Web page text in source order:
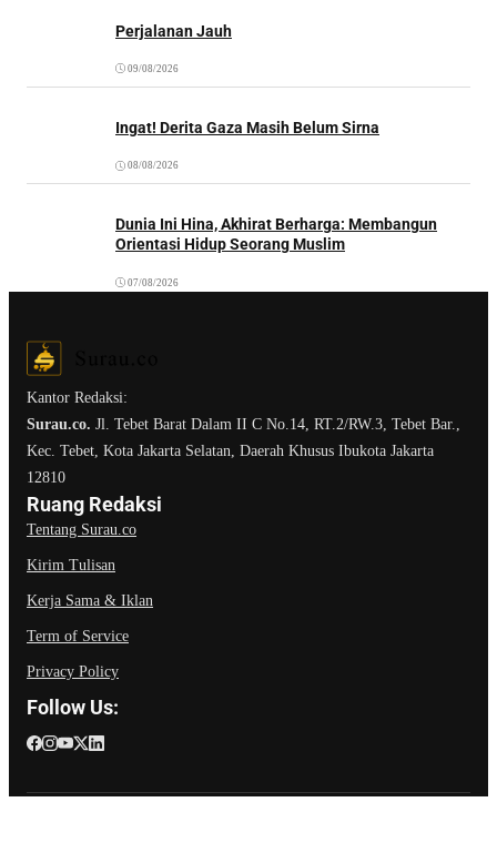
Perjalanan Jauh
09/08/2026
Ingat! Derita Gaza Masih Belum Sirna
08/08/2026
Dunia Ini Hina, Akhirat Berharga: Membangun
Orientasi Hidup Seorang Muslim
07/08/2026
Kantor Redaksi:
Surau.co. Jl. Tebet Barat Dalam II C No.14, RT.2/RW.3, Tebet Bar.,
Kec. Tebet, Kota Jakarta Selatan, Daerah Khusus Ibukota Jakarta
12810
Ruang Redaksi
Tentang Surau.co
Kirim Tulisan
Kerja Sama & Iklan
Term of Service
Privacy Policy
Follow Us: